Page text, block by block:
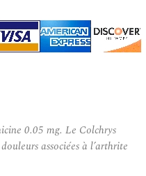
0.05 mg. Le Colchrys
associées à l’arthrite